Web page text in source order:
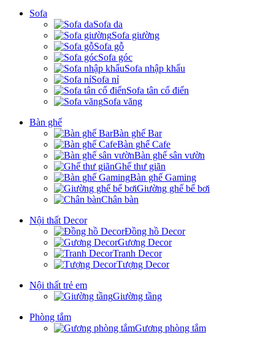
Sofa
Sofa da
Sofa giường
Sofa gỗ
Sofa góc
Sofa nhập khẩu
Sofa nỉ
Sofa tân cổ điển
Sofa văng
Bàn ghế
Bàn ghế Bar
Bàn ghế Cafe
Bàn ghế sân vườn
Ghế thư giãn
Bàn ghế Gaming
Giường ghế bể bơi
Chân bàn
Nội thất Decor
Đồng hồ Decor
Gương Decor
Tranh Decor
Tượng Decor
Nội thất trẻ em
Giường tầng
Phòng tắm
Gương phòng tắm